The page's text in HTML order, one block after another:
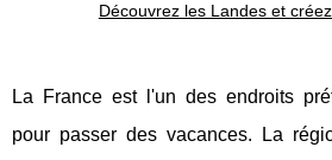
Découvrez les Landes et
La France est l'un des endroits
pour passer des vacances. La